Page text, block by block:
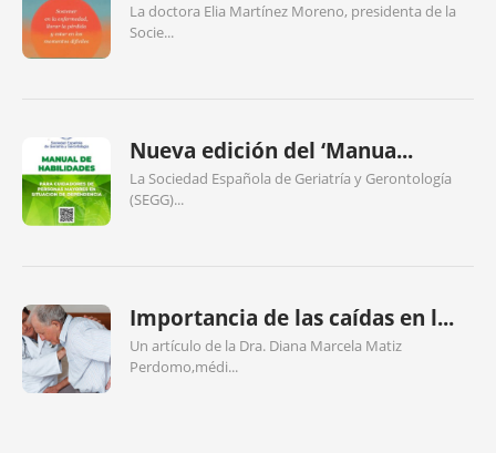
La doctora Elia Martínez Moreno, presidenta de la
Socie...
Nueva edición del ‘Manua...
La Sociedad Española de Geriatría y Gerontología
(SEGG)...
Importancia de las caídas en l...
Un artículo de la Dra. Diana Marcela Matiz
Perdomo,médi...